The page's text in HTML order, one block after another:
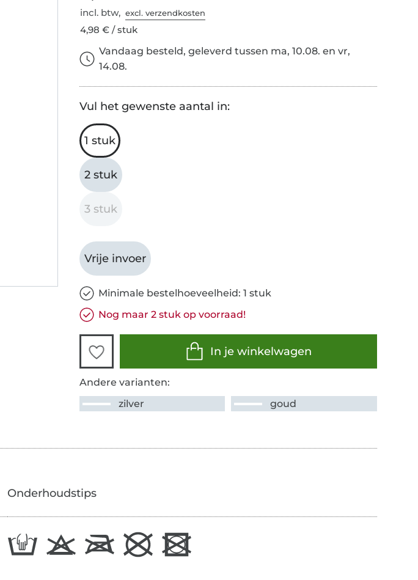
incl. btw,excl. verzendkosten
4,98 € / stuk
Vandaag besteld, geleverd tussen ma, 10.08. en vr,
14.08.
Vul het gewenste aantal in:
1 stuk
2 stuk
3 stuk
Vrije invoer
Minimale bestelhoeveelheid: 1 stuk
Nog maar 2 stuk op voorraad!
In je winkelwagen
Andere varianten:
zilver
goud
Onderhoudstips